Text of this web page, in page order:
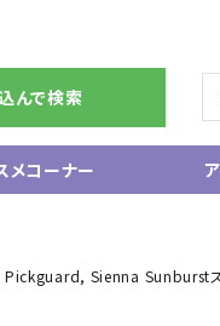
んで検索
ラム
メコーナー
Sienna Sunburstスクワ